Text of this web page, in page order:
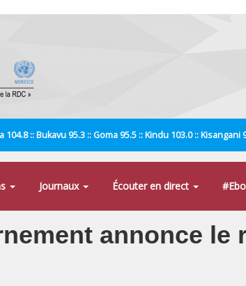
104.8 :: Bukavu 95.3 :: Goma 95.5 :: Kindu 103.0 ::
Journaux Écouter en direct
annonce